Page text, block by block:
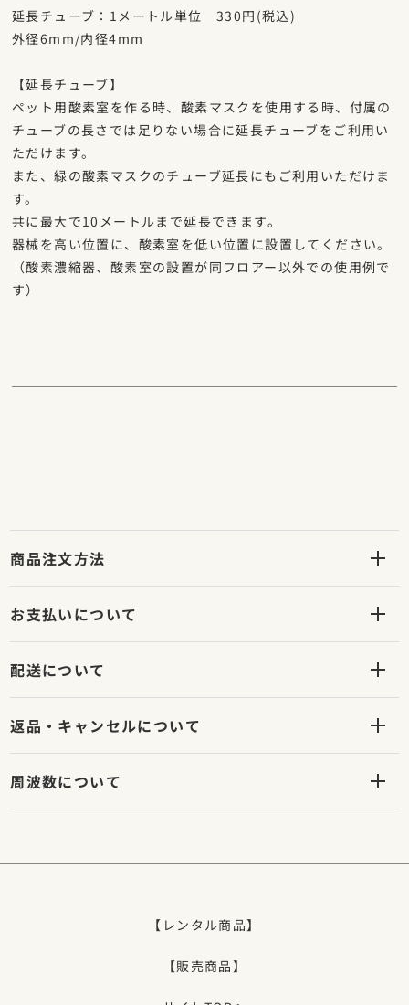
延長チューブ：1メートル単位 330円(税込)
外径6mm/内径4mm
【延長チューブ】
ペット用酸素室を作る時、酸素マスクを使用する時、付属の
チューブの長さでは足りない場合に延長チューブをご利用い
ただけます。
また、緑の酸素マスクのチューブ延長にもご利用いただけま
す。
共に最大で10メートルまで延長できます。
器械を高い位置に、酸素室を低い位置に設置してください。
（酸素濃縮器、酸素室の設置が同フロアー以外での使用例で
す）
商品注文方法
お支払いについて
配送について
返品・キャンセルについて
周波数について
【レンタル商品】
【販売商品】